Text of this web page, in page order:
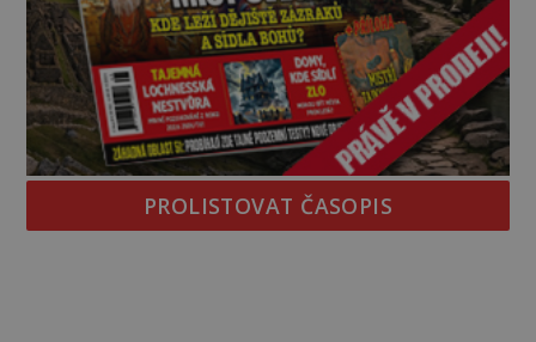
PROLISTOVAT ČASOPIS